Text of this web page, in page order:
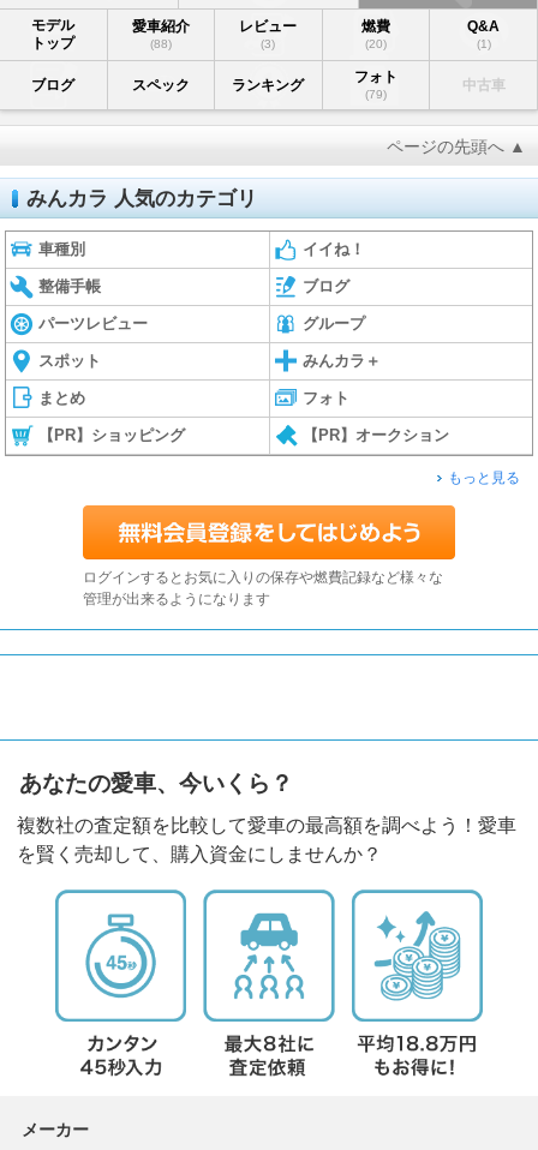
モデル
トップ
愛車紹介
(88)
レビュー
(3)
燃費
(20)
Q&A
(1)
ブログ スペック ランキング フォト
(79)
中古車
ページの先頭へ ▲
みんカラ 人気のカテゴリ
車種別 イイね！
整備手帳 ブログ
パーツレビュー グループ
スポット みんカラ＋
まとめ フォト
【PR】ショッピング 【PR】オークション
もっと見る
ログインするとお気に入りの保存や燃費記録など様々な
管理が出来るようになります
あなたの愛車、今いくら？
複数社の査定額を比較して愛車の最高額を調べよう！愛車
を賢く売却して、購入資金にしませんか？
メーカー